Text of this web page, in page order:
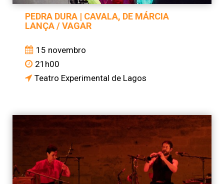
PEDRA DURA | CAVALA, DE MÁRCIA
LANÇA / VAGAR
15 novembro
21h00
Teatro Experimental de Lagos